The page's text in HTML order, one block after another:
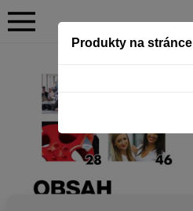
Produkty na stránce